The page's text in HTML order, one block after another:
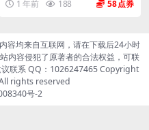
1 年前
188 58
容均来自互联网，请在下载后24小时
内容侵犯了原著者的合法权益，可联
议联系 QQ：1026247465 Copyright
rights reserved
号-2